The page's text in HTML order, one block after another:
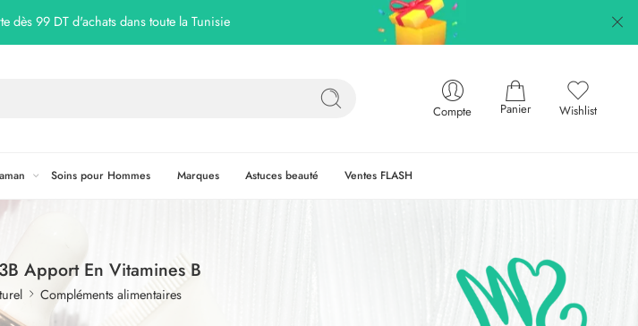
dès 99 DT d'achats dans toute la Tunisie
Compte Panier Wishlist
Soins pour Hommes Marques Astuces beauté Ventes FLASH
Apport En Vitamines B
Compléments alimentaires